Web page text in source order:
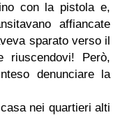
con la pistola e,
affiancate
sparato verso il
riuscendovi! Però,
denunciare la
nei quartieri alti